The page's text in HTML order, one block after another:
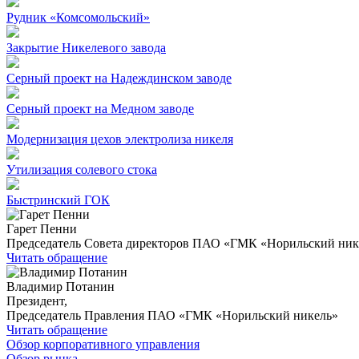
Рудник «Комсомольский»
Закрытие Никелевого завода
Серный проект на Надеждинском заводе
Серный проект на Медном заводе
Модернизация цехов электролиза никеля
Утилизация солевого стока
Быстринский ГОК
Гарет Пенни
Председатель Совета директоров ПАО «ГМК «Норильский
Читать обращение
Владимир Потанин
Президент,
Председатель Правления ПАО «ГМК «Норильский никель»
Читать обращение
Обзор корпоративного управления